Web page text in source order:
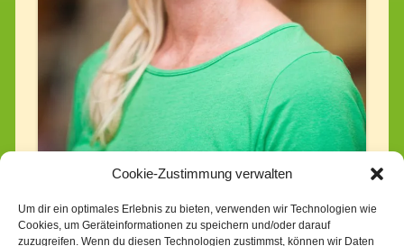
Cookie-Zustimmung verwalten
Um dir ein optimales Erlebnis zu bieten, verwenden wir Technologien wie
Cookies, um Geräteinformationen zu speichern und/oder darauf
zuzugreifen. Wenn du diesen Technologien zustimmst, können wir Daten
Katrin Seitz, Geschäftsführerin